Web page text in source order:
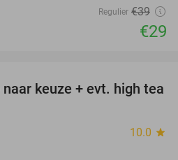
Regulier €39
€29
41%
keuze + evt. high tea
10.0 star